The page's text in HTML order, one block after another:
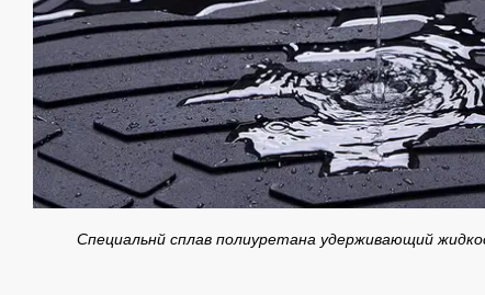
Специальнй сплав полиуретана удерживающий